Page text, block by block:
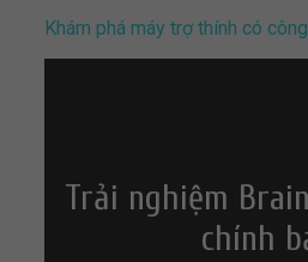
Khám phá máy trợ thính có
Trải nghiệm
chính